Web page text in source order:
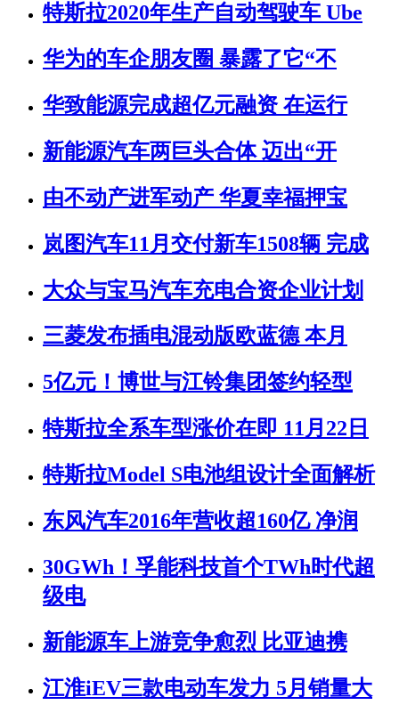
特斯拉2020年生产自动驾驶车 Ube
华为的车企朋友圈 暴露了它“不
华致能源完成超亿元融资 在运行
新能源汽车两巨头合体 迈出“开
由不动产进军动产 华夏幸福押宝
岚图汽车11月交付新车1508辆 完成
大众与宝马汽车充电合资企业计划
三菱发布插电混动版欧蓝德 本月
5亿元！博世与江铃集团签约轻型
特斯拉全系车型涨价在即 11月22日
特斯拉Model S电池组设计全面解析
东风汽车2016年营收超160亿 净润
30GWh！孚能科技首个TWh时代超
级电
新能源车上游竞争愈烈 比亚迪携
江淮iEV三款电动车发力 5月销量大